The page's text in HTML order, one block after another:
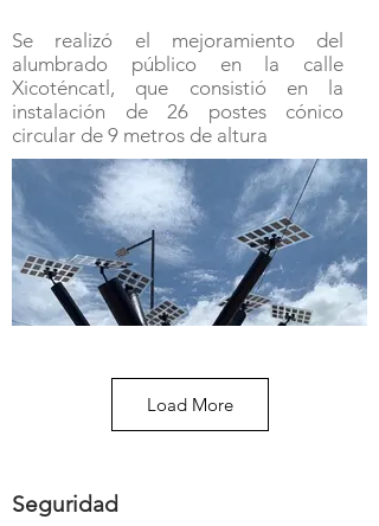
Se realizó el mejoramiento del
alumbrado público en la calle
Xicoténcatl, que consistió en la
instalación de 26 postes cónico
circular de 9 metros de altura
Load More
Seguridad